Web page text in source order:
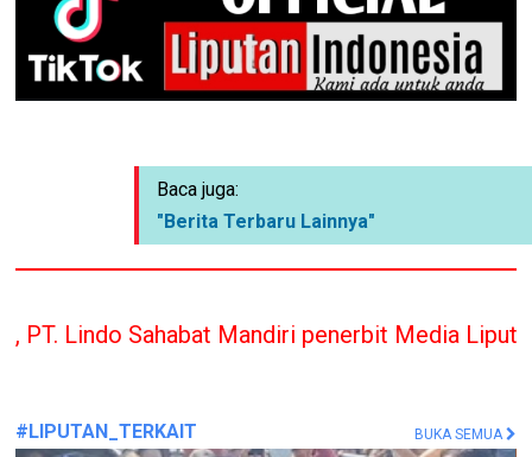
Baca juga:
"Berita Terbaru Lainnya"
Mandiri penerbit Media Liputan Indonesia
#LIPUTAN_TERKAIT BUKA SEMUA